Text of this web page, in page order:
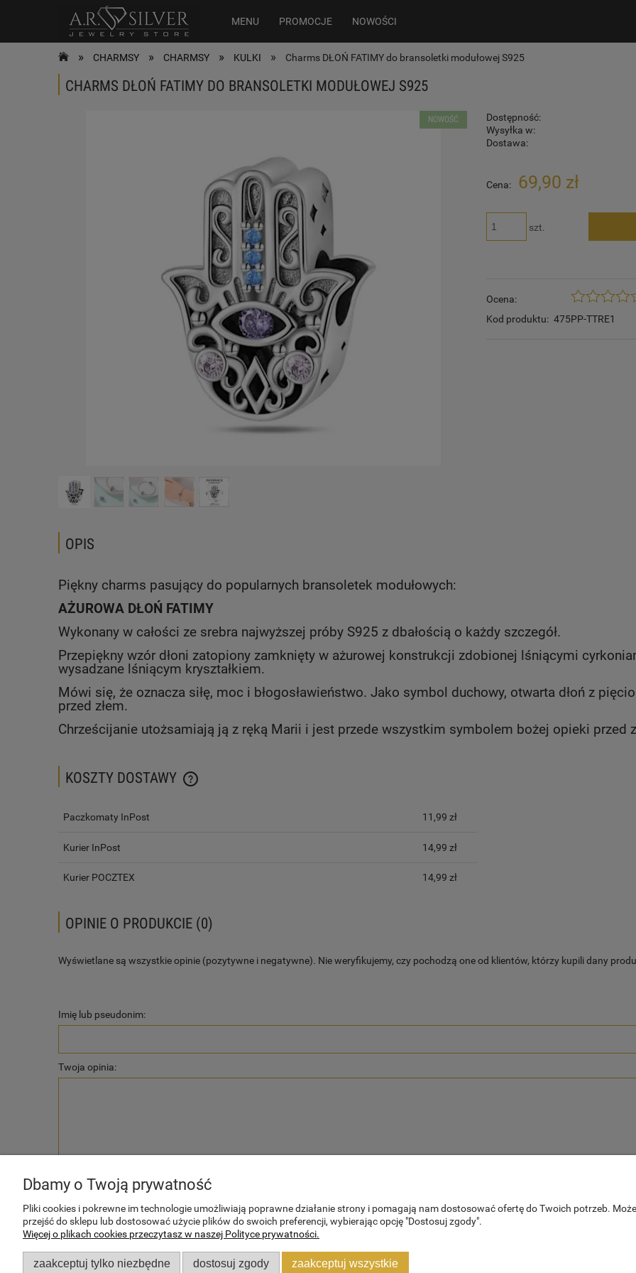
MENU PROMOCJE NOWOŚCI
» CHARMSY » CHARMSY » KULKI » Charms DŁOŃ FATIMY do bransoletki modułowej S925
CHARMS DŁOŃ FATIMY DO BRANSOLETKI MODUŁOWEJ S925
NOWOŚĆ Dostępność:
Wysyłka w:
Dostawa:
Cena: 69,90 zł
szt.
Ocena:
Kod produktu: 475PP-TTRE1
OPIS
Piękny charms pasujący do popularnych bransoletek modułowych:
AŻUROWA DŁOŃ FATIMY
Wykonany w całości ze srebra najwyższej próby S925 z dbałością o każdy szczegół.
Przepiękny wzór dłoni zatopiony zamknięty w ażurowej konstrukcji zdobionej lśniącymi
wysadzane lśniącym kryształkiem.
Mówi się, że oznacza siłę, moc i błogosławieństwo. Jako symbol duchowy, otwarta dłoń z
przed złem.
Chrześcijanie utożsamiają ją z ręką Marii i jest przede wszystkim symbolem bożej opieki przed
KOSZTY DOSTAWY
Paczkomaty InPost 11,99 zł
Kurier InPost 14,99 zł
Kurier POCZTEX 14,99 zł
OPINIE O PRODUKCIE (0)
Wyświetlane są wszystkie opinie (pozytywne i negatywne). Nie weryfikujemy, czy pochodzą one od klientów, którzy kupili dany
Imię lub pseudonim:
Twoja opinia:
POMOC
Zwroty i reklamacje
MOJE KONTO
Twoje zamówienia
Dbamy o Twoją prywatność
Pliki cookies i pokrewne im technologie umożliwiają poprawne działanie strony i pomagają nam dostosować ofertę do Twoich potrzeb.
przejść do sklepu lub dostosować użycie plików do swoich preferencji, wybierając opcję "Dostosuj zgody".
Więcej o plikach cookies przeczytasz w naszej Polityce prywatności.
zaakceptuj tylko niezbędne dostosuj zgody zaakceptuj wszystkie